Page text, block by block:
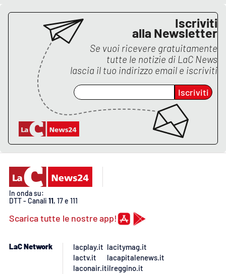
Iscriviti
alla Newsletter
Se vuoi ricevere gratuitamente
tutte le notizie di LaC News
lascia il tuo indirizzo email e iscriviti
Iscriviti
In onda su:
DTT - Canali 11, 17 e 111
Scarica tutte le nostre app!
LaC Network
lacplay.it
lactv.it
laconair.it
lacitymag.it
lacapitalenews.it
ilreggino.it